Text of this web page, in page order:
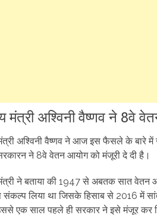
मंत्री अश्विनी वैष्णव ने 8वे
अश्विनी वैष्णव ने आज इस फैसले के बारे में
ने 8वे वेतन आयोग को मंजूरी दे दी है।
ने बताया की 1947 से अबतक सात वेतन
संकल्प लिया था जिसके हिसाब से 2016 में
एक साल पहले ही सरकार ने इसे मंजूर कर